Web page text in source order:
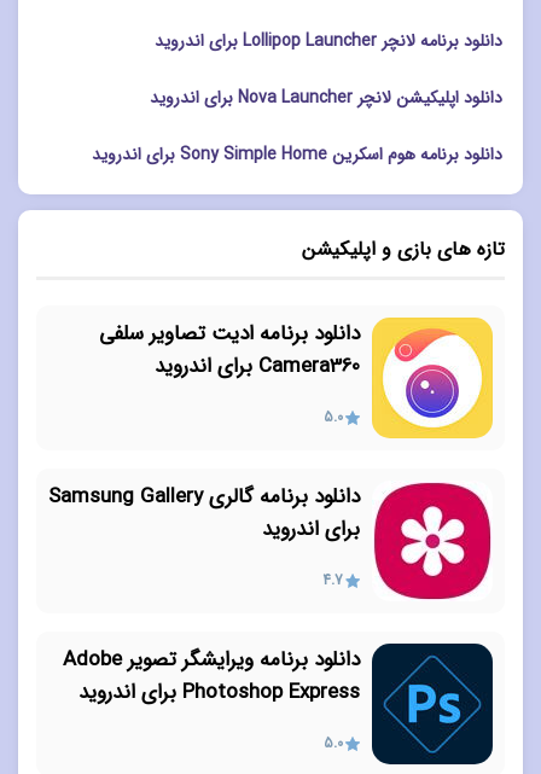
دانلود برنامه لانچر Lollipop Launcher برای اندروید
دانلود اپلیکیشن لانچر Nova Launcher برای اندروید
دانلود برنامه هوم اسکرین Sony Simple Home برای اندروید
تازه های بازی و اپلیکیشن
دانلود برنامه ادیت تصاویر سلفی
Camera360 برای اندروید
5.0
دانلود برنامه گالری Samsung Gallery
برای اندروید
4.7
دانلود برنامه ویرایشگر تصویر Adobe
Photoshop Express برای اندروید
5.0